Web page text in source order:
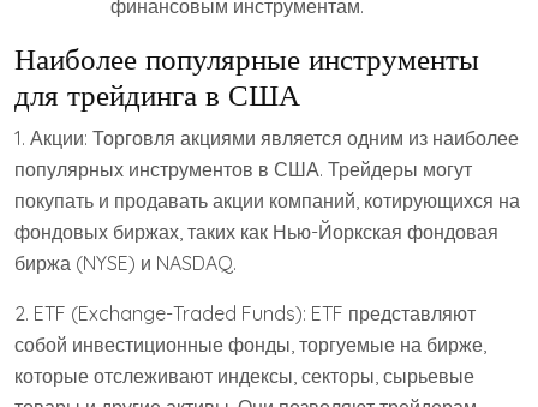
финансовым инструментам.
Наиболее популярные инструменты
для трейдинга в США
1. Акции: Торговля акциями является одним из наиболее
популярных инструментов в США. Трейдеры могут
покупать и продавать акции компаний, котирующихся на
фондовых биржах, таких как Нью-Йоркская фондовая
биржа (NYSE) и NASDAQ.
2. ETF (Exchange-Traded Funds): ETF представляют
собой инвестиционные фонды, торгуемые на бирже,
которые отслеживают индексы, секторы, сырьевые